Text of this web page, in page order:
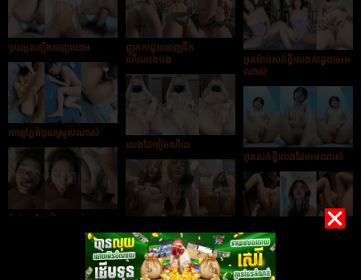
ចុយអូនឡើងចេញឈាម
ញុកកាដួយចេញទឹក
ហើយបងបង
អូនម៉ាប់សក់ខ្លីលេងកាដួយអេម
ណាស់
អាខ្មៅក្ដធំចុយស្រួលណាស់
លេងដៃទៀតហើយ
អូនសក់ខ្លីលេងដៃអេមណាស់
ម៉ាប់ៗពូកែបៀមណាស់
សាប់កាដួយឡើងចេញទឹក
បងលេងកាដួយអូនស្រៀវ
ណាស់